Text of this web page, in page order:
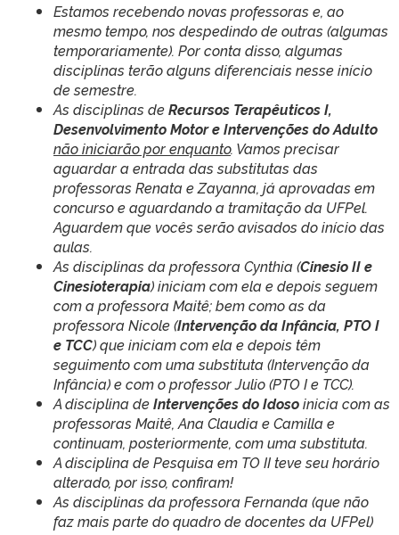
Estamos recebendo novas professoras e, ao
mesmo tempo, nos despedindo de outras (algumas
temporariamente). Por conta disso, algumas
disciplinas terão alguns diferenciais nesse início
de semestre.
As disciplinas deRecursos Terapêuticos I,
Desenvolvimento Motor e Intervenções do Adulto
não iniciarão por enquanto. Vamos precisar
aguardar a entrada das substitutas das
professoras Renata e Zayanna, já aprovadas em
concurso e aguardando a tramitação da UFPel.
Aguardem que vocês serão avisados do início das
aulas.
As disciplinas da professora Cynthia (Cinesio II e
Cinesioterapia) iniciam com ela e depois seguem
com a professora Maitê; bem como as da
professora Nicole (Intervenção da Infância, PTO I
e TCC) que iniciam com ela e depois têm
seguimento com uma substituta (Intervenção da
Infância) e com o professor Julio (PTO I e TCC).
A disciplina deIntervenções do Idosoinicia com as
professoras Maitê, Ana Claudia e Camilla e
continuam, posteriormente, com uma substituta.
A disciplina de Pesquisa em TO II teve seu horário
alterado, por isso, confiram!
As disciplinas da professora Fernanda (que não
faz mais parte do quadro de docentes da UFPel)